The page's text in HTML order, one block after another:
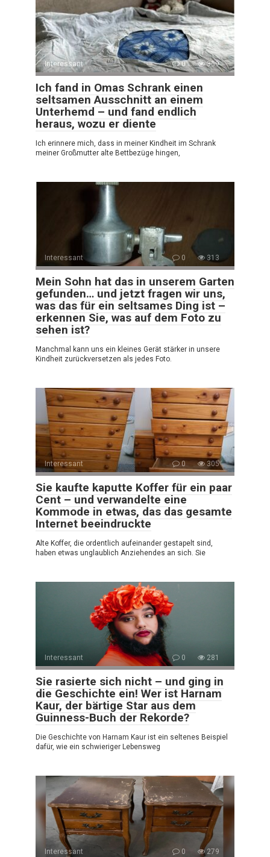
Interessant 0 359
Ich fand in Omas Schrank einen
seltsamen Ausschnitt an einem
Unterhemd – und fand endlich
heraus, wozu er diente
Ich erinnere mich, dass in meiner Kindheit im Schrank
meiner Großmutter alte Bettbezüge hingen,
Interessant 0 313
Mein Sohn hat das in unserem Garten
gefunden… und jetzt fragen wir uns,
was das für ein seltsames Ding ist –
erkennen Sie, was auf dem Foto zu
sehen ist?
Manchmal kann uns ein kleines Gerät stärker in unsere
Kindheit zurückversetzen als jedes Foto.
Interessant 0 305
Sie kaufte kaputte Koffer für ein paar
Cent – und verwandelte eine
Kommode in etwas, das das gesamte
Internet beeindruckte
Alte Koffer, die ordentlich aufeinander gestapelt sind,
haben etwas unglaublich Anziehendes an sich. Sie
Interessant 0 281
Sie rasierte sich nicht – und ging in
die Geschichte ein! Wer ist Harnam
Kaur, der bärtige Star aus dem
Guinness-Buch der Rekorde?
Die Geschichte von Harnam Kaur ist ein seltenes Beispiel
dafür, wie ein schwieriger Lebensweg
Interessant 0 279